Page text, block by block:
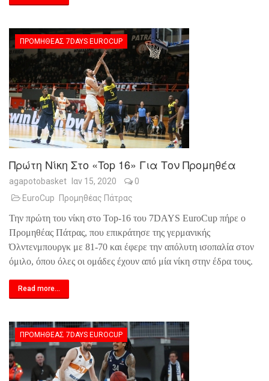
ΠΡΟΜΗΘΈΑΣ 7DAYS EUROCUP
Πρώτη Νίκη Στο «Top 16» Για Τον Προμηθέα
agapotobasket Ιαν 15, 2020
0
EuroCup
Προμηθέας Πάτρας
Την πρώτη του νίκη στο Top-16 του 7DAYS EuroCup πήρε ο
Προμηθέας Πάτρας, που επικράτησε της γερμανικής
Όλντενμπουργκ με 81-70 και έφερε την απόλυτη ισοπαλία στον
όμιλο, όπου όλες οι ομάδες έχουν από μία νίκη στην έδρα τους.
Read more...
ΠΡΟΜΗΘΈΑΣ 7DAYS EUROCUP